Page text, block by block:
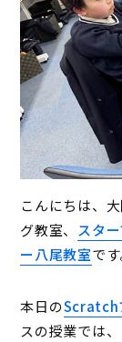
こんにちは、
グ教室、 スタ
ー八尾教室です
本日のScratch
スの授業では